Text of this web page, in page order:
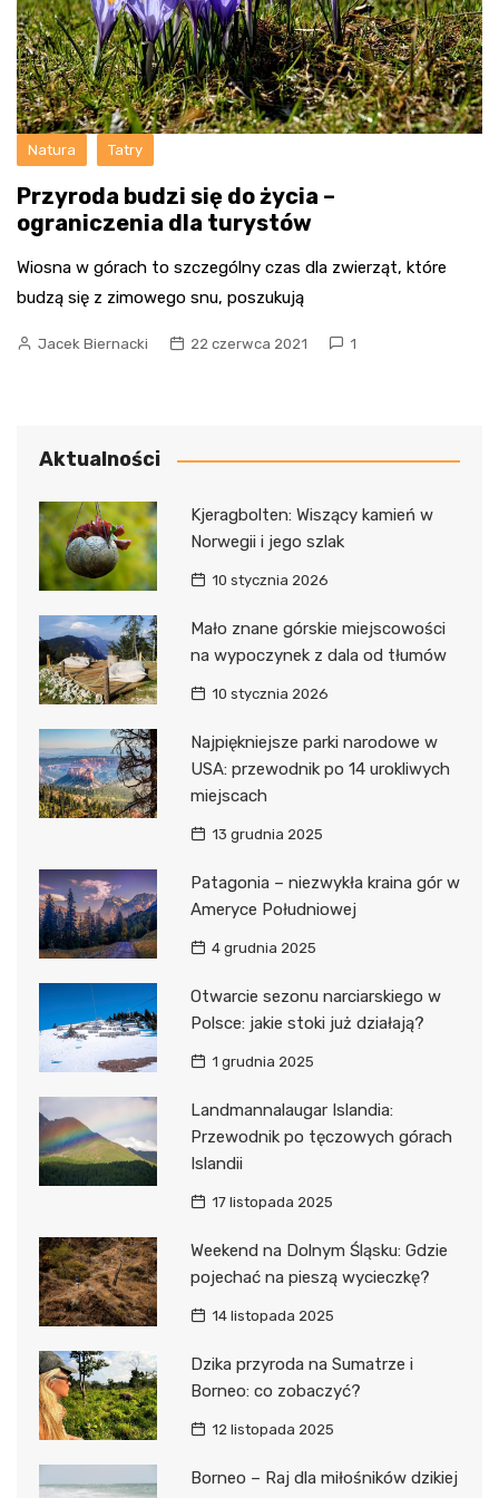
Natura Tatry
Przyroda budzi się do życia –
ograniczenia dla turystów
Wiosna w górach to szczególny czas dla zwierząt, które
budzą się z zimowego snu, poszukują
Jacek Biernacki 22 czerwca 2021 1
Aktualności
Kjeragbolten: Wiszący kamień w
Norwegii i jego szlak
10 stycznia 2026
Mało znane górskie miejscowości
na wypoczynek z dala od tłumów
10 stycznia 2026
Najpiękniejsze parki narodowe w
USA: przewodnik po 14 urokliwych
miejscach
13 grudnia 2025
Patagonia – niezwykła kraina gór w
Ameryce Południowej
4 grudnia 2025
Otwarcie sezonu narciarskiego w
Polsce: jakie stoki już działają?
1 grudnia 2025
Landmannalaugar Islandia:
Przewodnik po tęczowych górach
Islandii
17 listopada 2025
Weekend na Dolnym Śląsku: Gdzie
pojechać na pieszą wycieczkę?
14 listopada 2025
Dzika przyroda na Sumatrze i
Borneo: co zobaczyć?
12 listopada 2025
Borneo – Raj dla miłośników dzikiej